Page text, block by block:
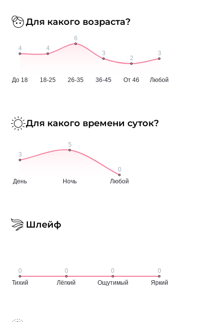
Для какого возраста?
Для какого времени суток?
Шлейф